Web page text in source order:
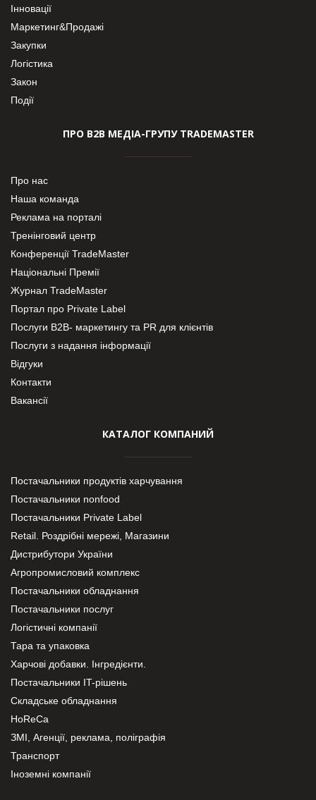
Інновації
Маркетинг&Продажі
Закупки
Логістика
Закон
Події
ПРО В2В МЕДІА-ГРУПУ TRADEMASTER
Про нас
Наша команда
Реклама на порталі
Тренінговий центр
Конференції TradeMaster
Національні Премії
Журнал TradeMaster
Портал про Private Label
Послуги В2В- маркетингу та PR для клієнтів
Послуги з надання інформації
Відгуки
Контакти
Вакансії
КАТАЛОГ КОМПАНИЙ
Постачальники продуктів харчування
Постачальники nonfood
Постачальники Private Label
Retail. Роздрібні мережі, Магазини
Дистрибутори України
Агропромисловий комплекс
Постачальники обладнання
Постачальники послуг
Логістичні компанії
Тара та упаковка
Харчові добавки. Інгредієнти.
Постачальники IT-рішень
Складське обладнання
HoReCa
ЗМІ, Агенції, реклама, поліграфія
Транспорт
Іноземні компанії